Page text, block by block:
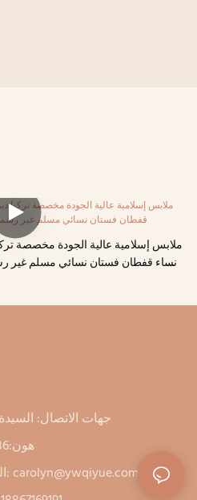
نساء قفطان فستان نسائي مسلم
جهات الاتصال:
Hهون:86 18867169191
البريد الإلكتروني:carolyn@ywqiyue.com